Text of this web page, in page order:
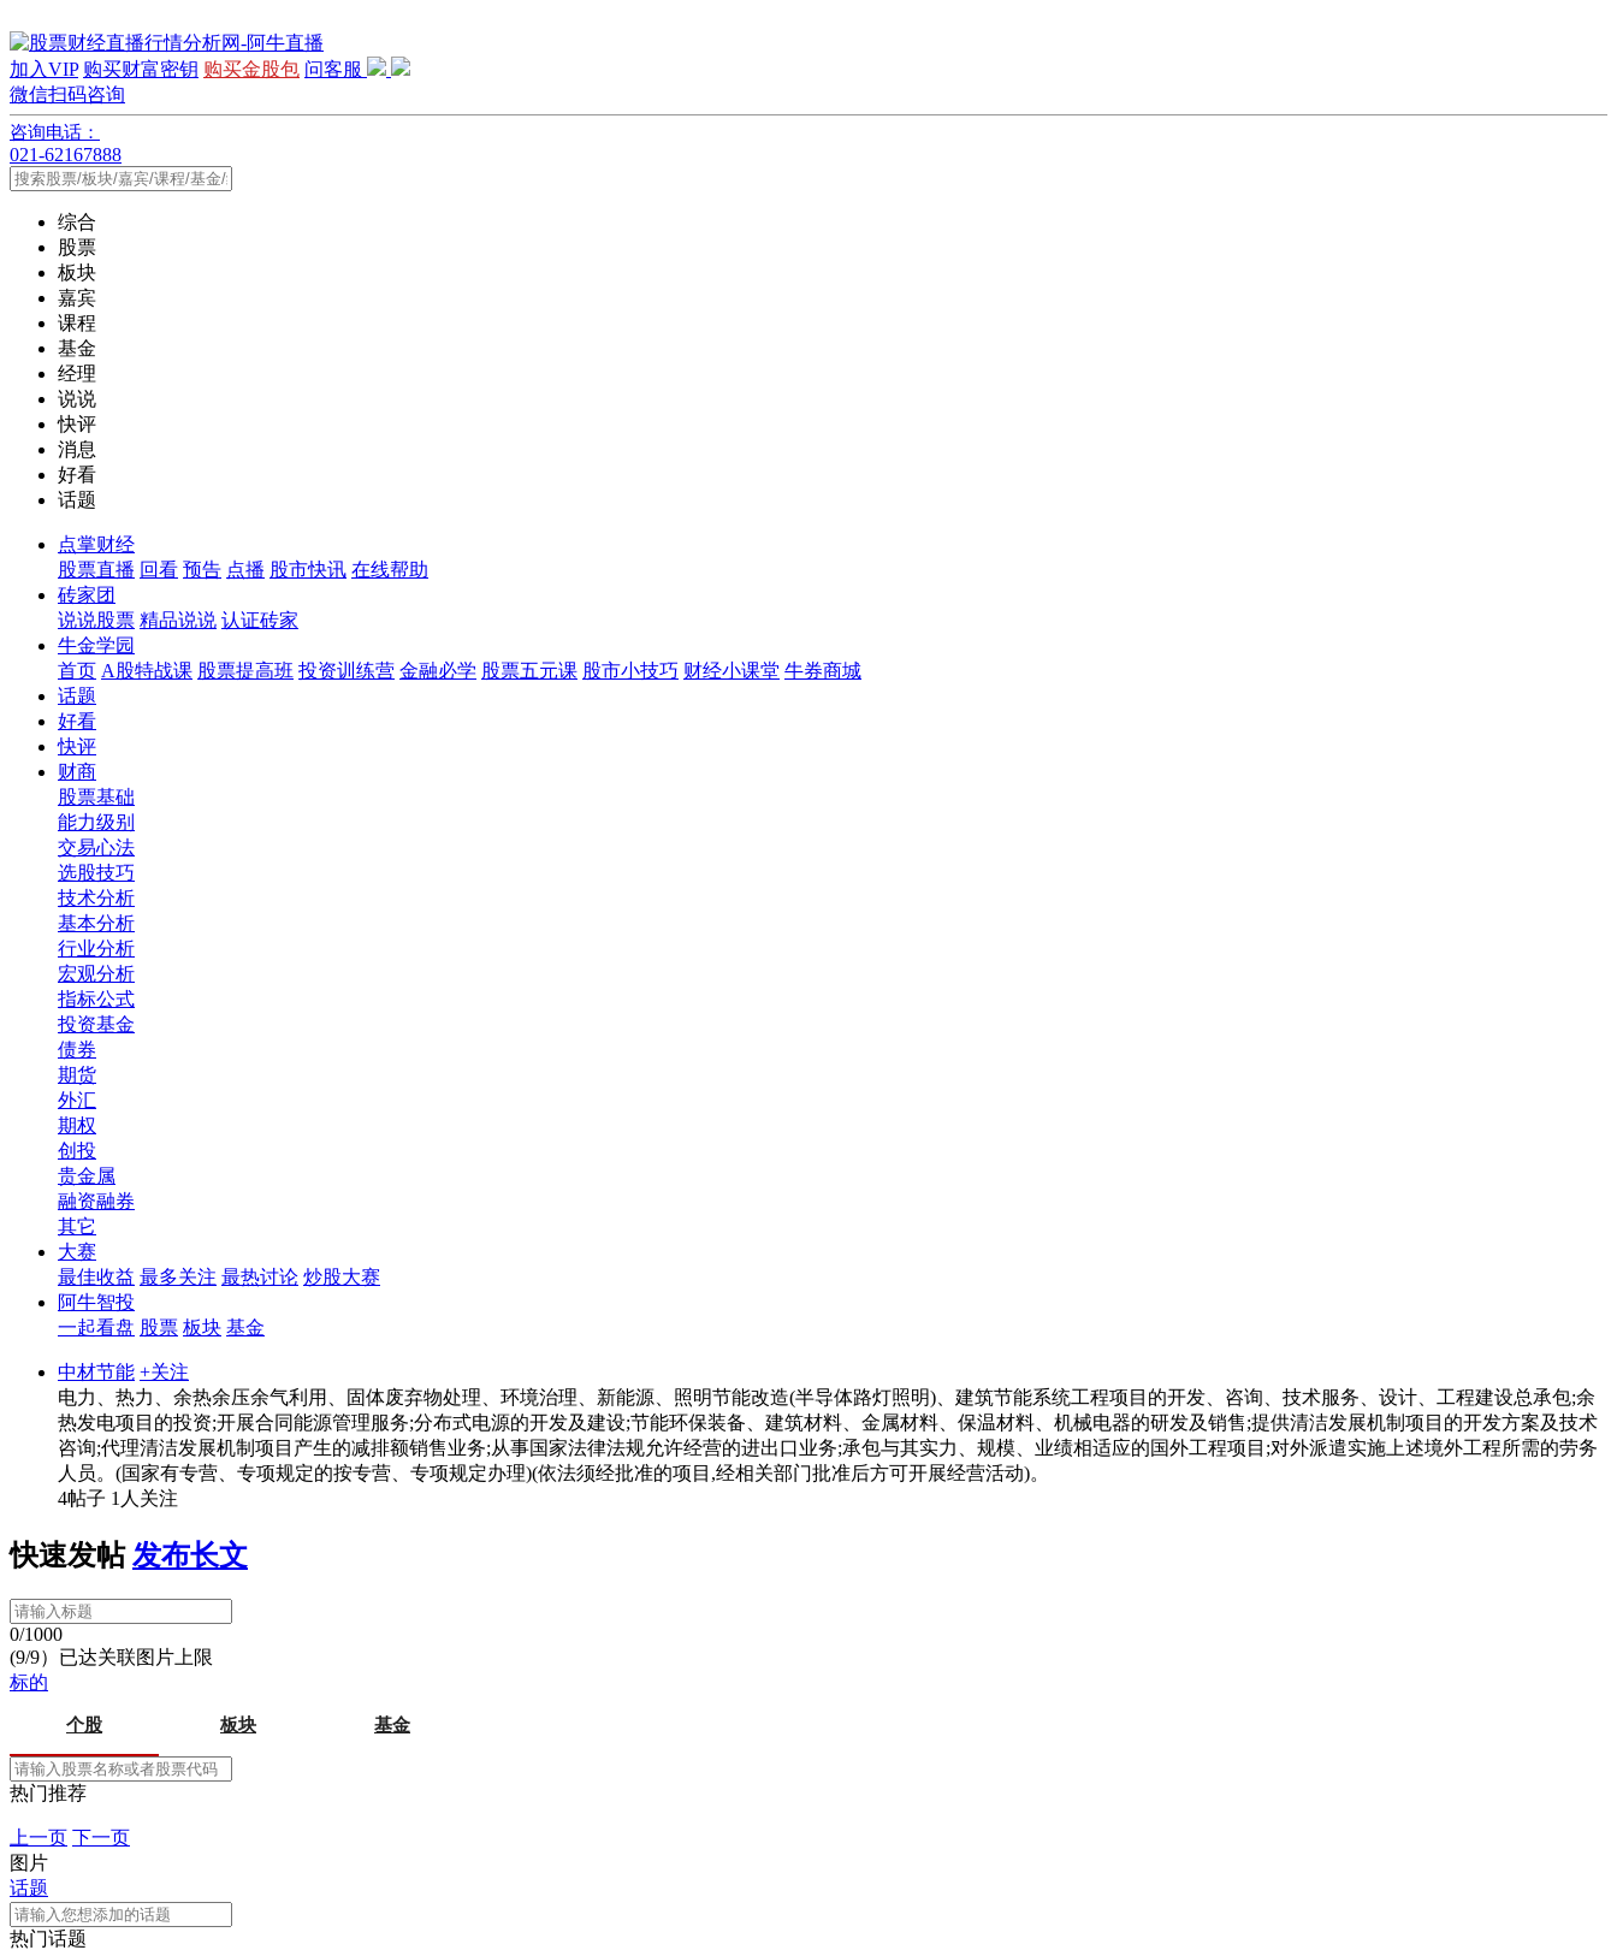
加入VIP 购买财富密钥 购买金股包 问客服
微信扫码咨询
咨询电话：
021-62167888
综合
股票
板块
嘉宾
课程
基金
经理
说说
快评
消息
好看
话题
点掌财经
股票直播 回看 预告 点播 股市快讯 在线帮助
砖家团
说说股票 精品说说 认证砖家
牛金学园
首页 A股特战课 股票提高班 投资训练营 金融必学 股票五元课 股市小技巧 财经小课堂 牛券商城
话题
好看
快评
财商
股票基础
能力级别
交易心法
选股技巧
技术分析
基本分析
行业分析
宏观分析
指标公式
投资基金
债券
期货
外汇
期权
创投
贵金属
融资融券
其它
大赛
最佳收益 最多关注 最热讨论 炒股大赛
阿牛智投
一起看盘 股票 板块 基金
中材节能 +关注
电力、热力、余热余压余气利用、固体废弃物处理、环境治理、新能源、照明节能改造(半导体路灯照明)、建筑节能系统工程项目的开发、咨询、技术服务、设计、工程建设总承包;余
热发电项目的投资;开展合同能源管理服务;分布式电源的开发及建设;节能环保装备、建筑材料、金属材料、保温材料、机械电器的研发及销售;提供清洁发展机制项目的开发方案及技术
咨询;代理清洁发展机制项目产生的减排额销售业务;从事国家法律法规允许经营的进出口业务;承包与其实力、规模、业绩相适应的国外工程项目;对外派遣实施上述境外工程所需的劳务
人员。(国家有专营、专项规定的按专营、专项规定办理)(依法须经批准的项目,经相关部门批准后方可开展经营活动)。
4帖子 1人关注
快速发帖 发布长文
0/1000
(9/9）已达关联图片上限
标的
个股 板块 基金
热门推荐
上一页 下一页
图片
话题
热门话题